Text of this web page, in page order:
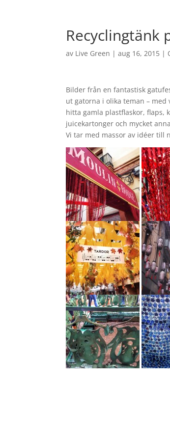
Recyclingtänk
av Live Green |aug 16, 2015 |
Bilder från en fantastisk
ut gatorna i olika teman – med
hitta gamla plastflaskor, flaps,
juicekartonger och mycket
Vi tar med massor av idéer till